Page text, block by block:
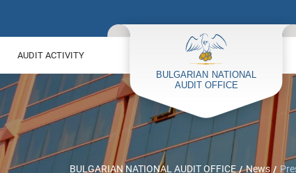
AUDIT ACTIVITY
BULGARIAN NATIONAL AUDIT OFFICE News